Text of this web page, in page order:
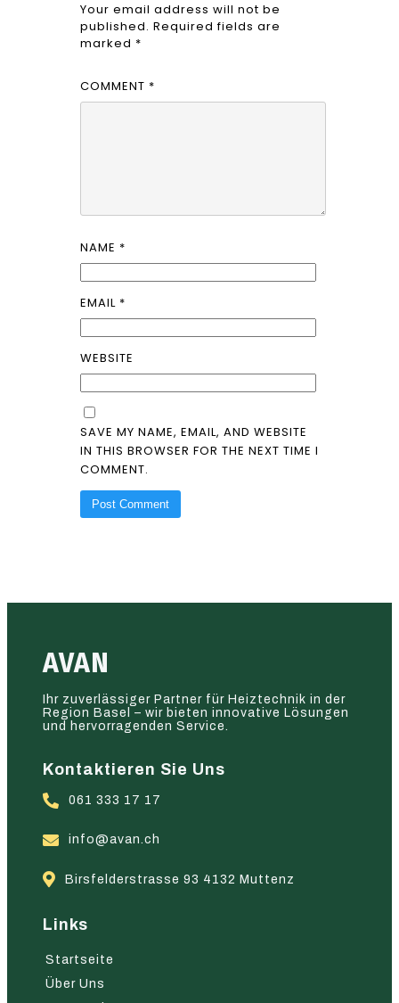
Your email address will not be
published. Required fields are
marked *
COMMENT *
NAME *
EMAIL *
WEBSITE
SAVE MY NAME, EMAIL, AND WEBSITE
IN THIS BROWSER FOR THE NEXT TIME I
COMMENT.
AVAN
Ihr zuverlässiger Partner für Heiztechnik in der
Region Basel – wir bieten innovative Lösungen
und hervorragenden Service.
Kontaktieren Sie Uns
061 333 17 17
info@avan.ch
Birsfelderstrasse 93 4132 Muttenz
Links
Startseite
Über Uns